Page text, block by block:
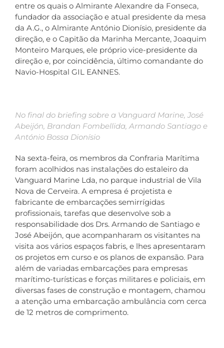
entre os quais o Almirante Alexandre da Fonseca,
fundador da associação e atual presidente da mesa
da A.G., o Almirante António Dionísio, presidente da
direção, e o Capitão da Marinha Mercante, Joaquim
Monteiro Marques, ele próprio vice-presidente da
direção e, por coincidência, último comandante do
Navio-Hospital GIL EANNES.
No final do briefing sobre a Vanguard Marine, José
Abeijón, Brandan Fombellida, Armando Santiago e
António Bossa Dionísio
Na sexta-feira, os membros da Confraria Marítima
foram acolhidos nas instalações do estaleiro da
Vanguard Marine Lda, no parque industrial de Vila
Nova de Cerveira. A empresa é projetista e
fabricante de embarcações semirrígidas
profissionais, tarefas que desenvolve sob a
responsabilidade dos Drs. Armando de Santiago e
José Abeijón, que acompanharam os visitantes na
visita aos vários espaços fabris, e lhes apresentaram
os projetos em curso e os planos de expansão. Para
além de variadas embarcações para empresas
marítimo-turísticas e forças militares e policiais, em
diversas fases de construção e montagem, chamou
a atenção uma embarcação ambulância com cerca
de 12 metros de comprimento.